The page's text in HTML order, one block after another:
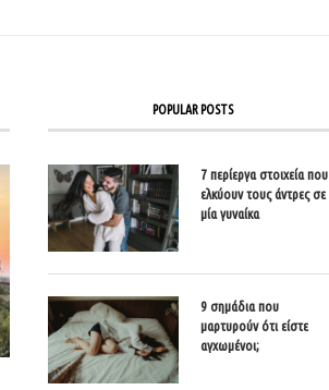
POPULAR POSTS
7 περίεργα στοιχεία που
ελκύουν τους άντρες σε
μία γυναίκα
9 σημάδια που
μαρτυρούν ότι είστε
αγχωμένοι;